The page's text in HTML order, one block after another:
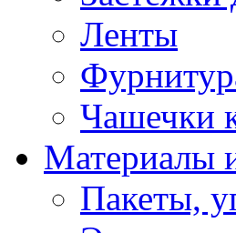
Ленты
Чашечки
Материалы
Пакеты,